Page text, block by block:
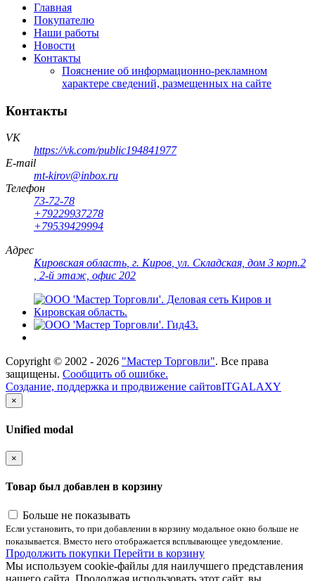
Главная
Покупателю
Наши работы
Новости
Контакты
Пояснение об информационно-рекламном
характере сведений, размещенных на сайте
Контакты
VK
https://vk.com/public194841977
E-mail
mt-kirov@inbox.ru
Телефон
73-72-78
+79229937278
+79539429994
Адрес
Кировская область г. Киров ул. Складская, дом 3 корп.2
, 2-й этаж, офис 202
Copyright © 2002 - 2026 "Мастер Торговли". Все права
защищены. Сообщить об ошибке.
Создание, поддержка и продвижение сайтовITGALAXY
×
Unified modal
×
Товар был добавлен в корзину
Больше не показывать
Если установить, то при добавлении в корзину модальное окно больше не
показывается. Вместо него отображается всплывающее уведомление.
Продолжить покупки Перейти в корзину
Мы используем cookie-файлы для наилучшего представления